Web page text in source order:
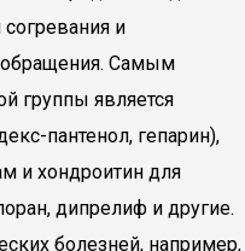
и
Самым
группы является
пантенол, гепарин),
и хондроитин для
дипрелиф и другие.
болезней, например,